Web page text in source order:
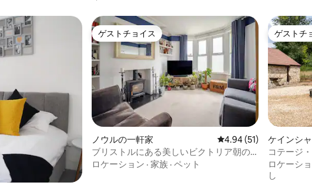
均評価
ゲストチョイス
ゲストチョイス
ノウルの一軒家 レビュー51件、5つ星中
4.94 (51)
ブリストルにある美しいビクトリア朝の
家
ロケーション · 家族 · ペット
ゲストチ
ゲストチ
ケインシ
コテージ
ーズ、コ
ロケーシ
し